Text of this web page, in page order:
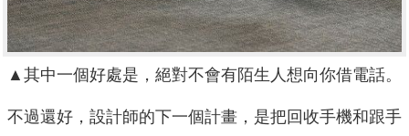
▲其中一個好處是，絕對不會有陌生人想向你借電話。
不過還好，設計師的下一個計畫，是把回收手機和跟手